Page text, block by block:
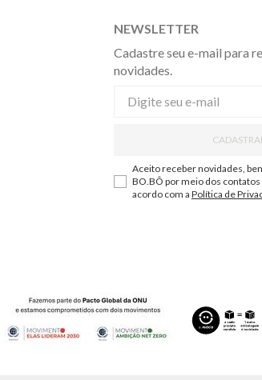
NEWSLETTER
Cadastre seu e-mail para
novidades.
Aceito receber novidades,
BO.BÔ por meio dos
acordo com a Política de